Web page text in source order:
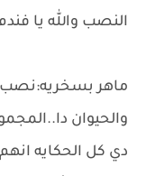
النصب والله يا
ماهر
والحيوان
دي كل الحكايه